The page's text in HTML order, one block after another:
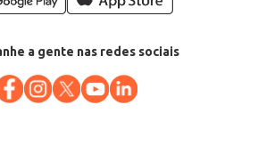
a gente nas redes sociais